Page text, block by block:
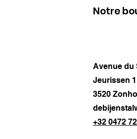
Notre
Avenue du
Jeurissen
3520
+32 0472